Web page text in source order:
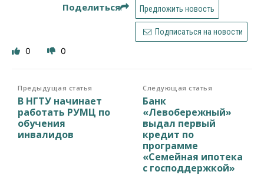
Поделиться Предложить новость
Подписаться на новости
0 0
Предыдущая статья
В НГТУ начинает
работать РУМЦ по
обучения
инвалидов
Следующая статья
Банк
«Левобережный»
выдал первый
кредит по
программе
«Семейная ипотека
с господдержкой»